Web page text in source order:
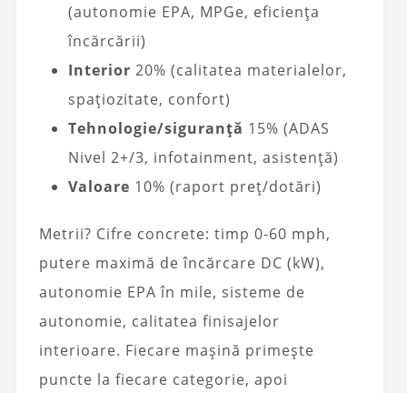
(autonomie EPA, MPGe, eficiența
încărcării)
Interior 20% (calitatea materialelor,
spațiozitate, confort)
Tehnologie/siguranță 15% (ADAS
Nivel 2+/3, infotainment, asistență)
Valoare 10% (raport preț/dotări)
Metrii? Cifre concrete: timp 0-60 mph,
putere maximă de încărcare DC (kW),
autonomie EPA în mile, sisteme de
autonomie, calitatea finisajelor
interioare. Fiecare mașină primește
puncte la fiecare categorie, apoi